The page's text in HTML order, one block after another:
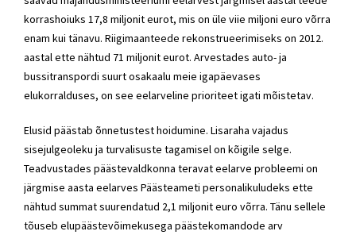
korrashoiuks 17,8 miljonit eurot, mis on üle viie miljoni euro võrra
enam kui tänavu. Riigimaanteede rekonstrueerimiseks on 2012.
aastal ette nähtud 71 miljonit eurot. Arvestades auto- ja
bussitranspordi suurt osakaalu meie igapäevases
elukorralduses, on see eelarveline prioriteet igati mõistetav.
Elusid päästab õnnetustest hoidumine. Lisaraha vajadus
sisejulgeoleku ja turvalisuste tagamisel on kõigile selge.
Teadvustades päästevaldkonna teravat eelarve probleemi on
järgmise aasta eelarves Päästeameti personalikuludeks ette
nähtud summat suurendatud 2,1 miljonit euro võrra. Tänu sellele
tõuseb elupäästevõimekusega päästekomandode arv